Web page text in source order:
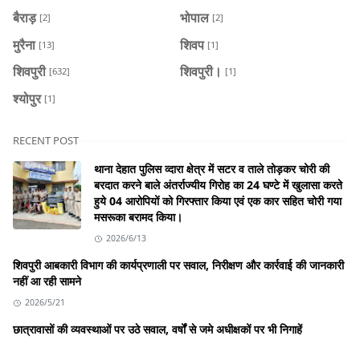
बैराड़ [2] भोपाल [2]
मुरैना [13] शिवप [1]
शिवपुरी [632] शिवपुरी। [1]
श्योपुर [1]
RECENT POST
थाना देहात पुलिस व्दारा क्षेत्र में सटर व ताले तोड़कर चोरी की
बरदात करने बाले अंतर्राज्यीय गिरोह का 24 घण्टे में खुलासा करते
हुये 04 आरोपियों को गिरफ्तार किया एवं एक कार सहित चोरी गया
मसरूका बरामद किया।
2026/6/13
शिवपुरी आबकारी विभाग की कार्यप्रणाली पर सवाल, निरीक्षण और कार्रवाई की जानकारी
नहीं आ रही सामने
2026/5/21
छात्रावासों की व्यवस्थाओं पर उठे सवाल, वर्षों से जमे अधीक्षकों पर भी निगाहें